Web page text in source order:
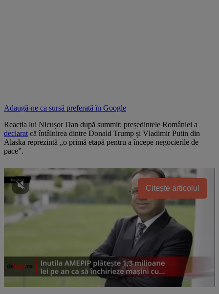
Adaugă-ne ca sursă preferată în Google
Reacția lui Nicușor Dan după summit: președintele României a
declarat că întâlnirea dintre Donald Trump și Vladimir Putin din
Alaska reprezintă „o primă etapă pentru a începe negocierile de
pace”.
Citește articolul